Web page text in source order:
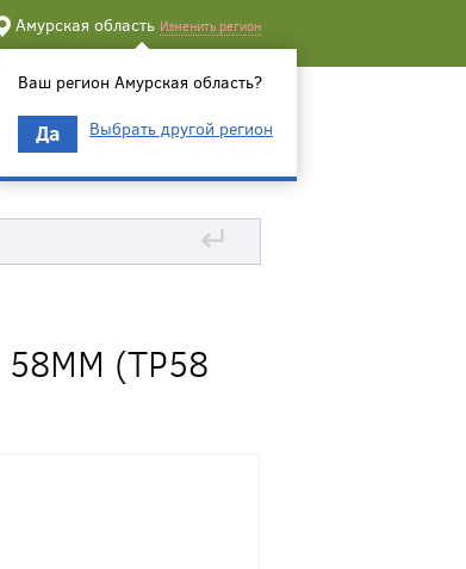
Амурская область Изменить регион
Ваш регион Амурская область?
Да Выбрать другой регион
↵
(ТР58